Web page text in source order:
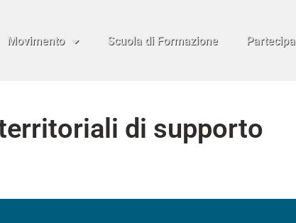
Movimento Scuola di Formazione Partecipa
di supporto